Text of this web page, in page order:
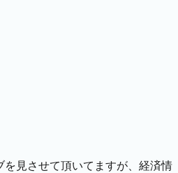
見させて頂いてますが、経済情